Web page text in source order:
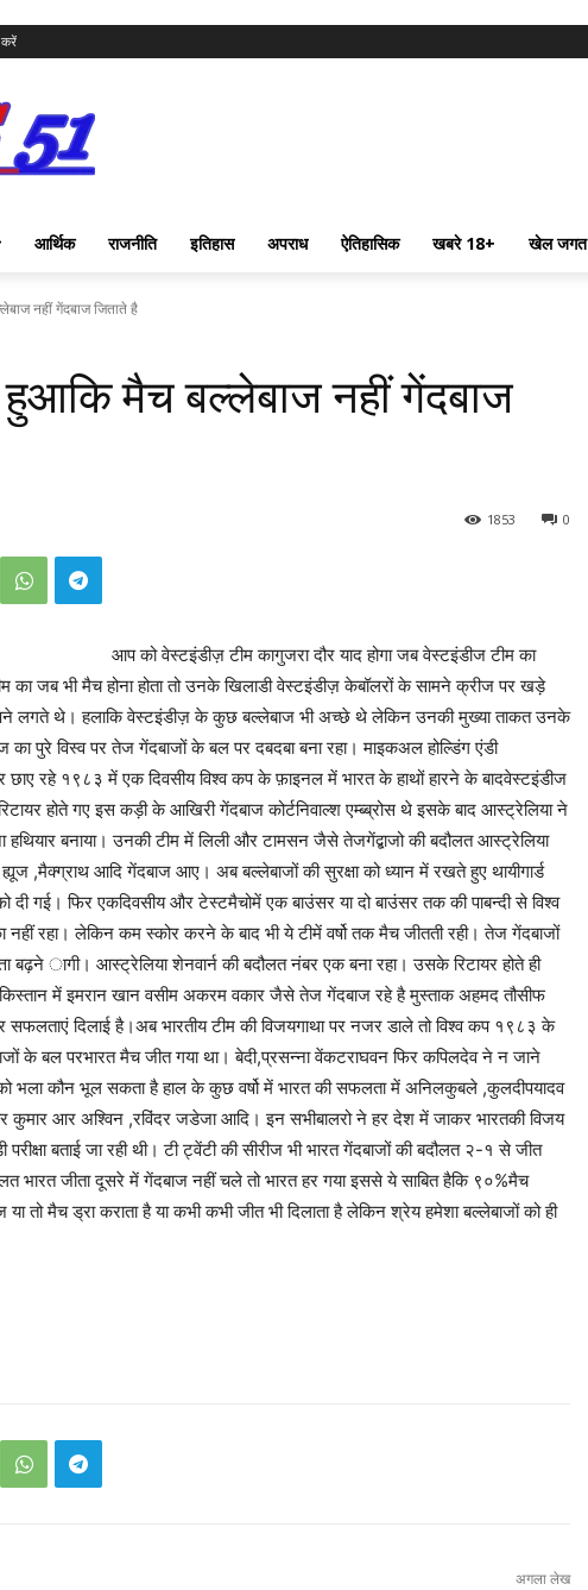
करें
आर्थिक राजनीति इतिहास अपराध ऐतिहासिक खबरे 18+ खेल जगत
नहीं गेंदबाज जिताते है
हुआकि मैच बल्लेबाज नहीं गेंदबाज
0
1853
आप को वेस्टइंडीज़ टीम कागुजरा दौर याद होगा जब वेस्टइंडीज टीम का
का जब भी मैच होना होता तो उनके खिलाडी वेस्टइंडीज़ केबॉलरों के सामने क्रीज पर खड़े
लगते थे। हलाकि वेस्टइंडीज़ के कुछ बल्लेबाज भी अच्छे थे लेकिन उनकी मुख्या ताकत उनके
पुरे विस्व पर तेज गेंदबाजों के बल पर दबदबा बना रहा। माइकअल होल्डिंग एंडी
पर छाए रहे १९८३ में एक दिवसीय विश्व कप के फ़ाइनल में भारत के हाथों हारने के बादवेस्टइंडीज
होते गए इस कड़ी के आखिरी गेंदबाज कोर्टनिवाल्श एम्ब्ब्रोस थे इसके बाद आस्ट्रेलिया ने
हथियार बनाया। उनकी टीम में लिली और टामसन जैसे तेजगेंद्बाजो की बदौलत आस्ट्रेलिया
ह्यूज ,मैक्ग्राथ आदि गेंदबाज आए। अब बल्लेबाजों की सुरक्षा को ध्यान में रखते हुए थायीगार्ड
गई। फिर एकदिवसीय और टेस्टमैचोमें एक बाउंसर या दो बाउंसर तक की पाबन्दी से विश्व
रहा। लेकिन कम स्कोर करने के बाद भी ये टीमें वर्षो तक मैच जीतती रही। तेज गेंदबाजों
बढ़ने ागी। आस्ट्रेलिया शेनवार्न की बदौलत नंबर एक बना रहा। उसके रिटायर होते ही
में इमरान खान वसीम अकरम वकार जैसे तेज गेंदबाज रहे है मुस्ताक अहमद तौसीफ
सफलताएं दिलाई है।अब भारतीय टीम की विजयगाथा पर नजर डाले तो विश्व कप १९८३ के
के बल परभारत मैच जीत गया था। बेदी,प्रसन्ना वेंकटराघवन फिर कपिलदेव ने न जाने
भला कौन भूल सकता है हाल के कुछ वर्षो में भारत की सफलता में अनिलकुबले ,कुलदीपयादव
कुमार आर अश्विन ,रविंदर जडेजा आदि। इन सभीबालरो ने हर देश में जाकर भारतकी विजय
परीक्षा बताई जा रही थी। टी ट्वेंटी की सीरीज भी भारत गेंदबाजों की बदौलत २-१ से जीत
भारत जीता दूसरे में गेंदबाज नहीं चले तो भारत हर गया इससे ये साबित हैकि ९०%मैच
तो मैच ड्रा कराता है या कभी कभी जीत भी दिलाता है लेकिन श्रेय हमेशा बल्लेबाजों को ही
अगला लेख